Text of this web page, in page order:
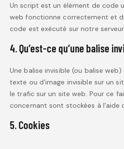
Un script est un élément de code
web fonctionne correctement et
code est exécuté sur notre
4. Qu’est-ce qu’une balise
Une balise invisible (ou balise
texte ou d’image invisible sur un
le trafic sur un site web. Pour ce
concernant sont stockées à l’aide
5. Cookies